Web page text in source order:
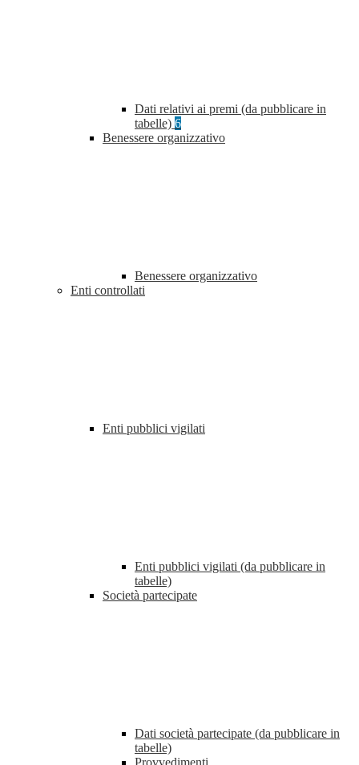
Dati relativi ai premi (da pubblicare in
tabelle) 6
Benessere organizzativo
Benessere organizzativo
Enti controllati
Enti pubblici vigilati
Enti pubblici vigilati (da pubblicare in
tabelle)
Società partecipate
Dati società partecipate (da pubblicare in
tabelle)